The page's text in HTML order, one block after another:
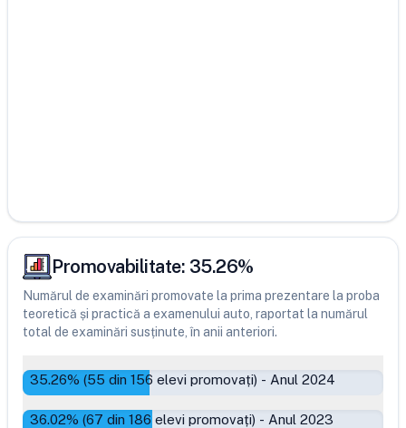
Promovabilitate: 35.26%
Numărul de examinări promovate la prima prezentare la proba
teoretică și practică a examenului auto, raportat la numărul
total de examinări susținute, în anii anteriori.
35.26% (55 din 156 elevi promovați) - Anul 2024
36.02% (67 din 186 elevi promovați) - Anul 2023